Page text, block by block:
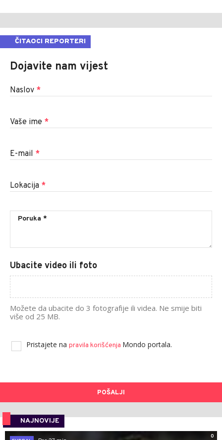
ČITAOCI REPORTERI
Dojavite nam vijest
Naslov *
Vaše ime *
E-mail *
Lokacija *
Ubacite video ili foto
Možete da ubacite do 3 fotografije ili videa. Ne smije biti
više od 25 MB.
Pristajete na pravila korišćenja Mondo portala.
POŠALJI
NAJNOVIJE
0